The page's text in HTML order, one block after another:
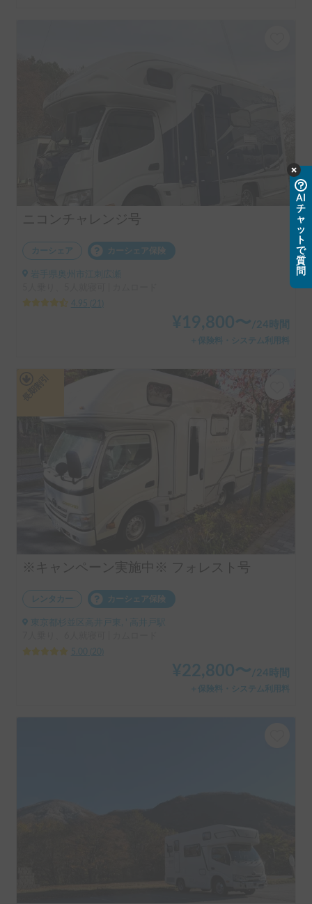
ニコンチャレンジ号
カーシェア カーシェア保険
岩手県奥州市江刺広瀬
4.95
21
¥ 19,800〜 /24時間
＋保険料・システム利用料
※キャンペーン実施中※ フォレスト号
レンタカー カーシェア保険
東京都杉並区高井戸東, ' 高井戸駅
5.00
20
¥22,800〜/24時間
＋保険料・システム利用料
AI
チ
ャ
ッ
ト
で
質
問